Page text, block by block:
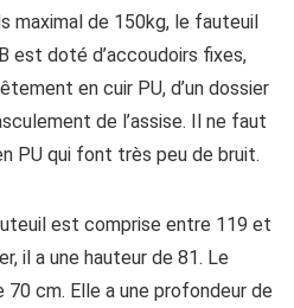
maximal de 150kg, le fauteuil
est doté d’accoudoirs fixes,
en cuir PU, d’un dossier
de l’assise. Il ne faut
PU qui font très peu de bruit.
est comprise entre 119 et
il a une hauteur de 81. Le
cm. Elle a une profondeur de